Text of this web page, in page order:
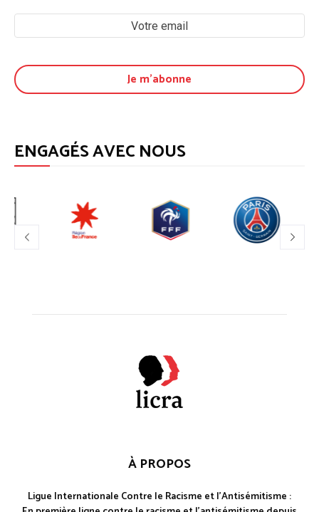
ENGAGÉS AVEC NOUS
À PROPOS
Ligue Internationale Contre le Racisme et l'Antisémitisme :